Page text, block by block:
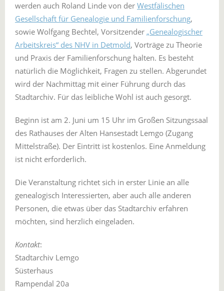
werden auch Roland Linde von der Westfälischen
Gesellschaft für Genealogie und Familienforschung,
sowie Wolfgang Bechtel, Vorsitzender „Genealogischer
Arbeitskreis“ des NHV in Detmold, Vorträge zu Theorie
und Praxis der Familienforschung halten. Es besteht
natürlich die Möglichkeit, Fragen zu stellen. Abgerundet
wird der Nachmittag mit einer Führung durch das
Stadtarchiv. Für das leibliche Wohl ist auch gesorgt.
Beginn ist am 2. Juni um 15 Uhr im Großen Sitzungssaal
des Rathauses der Alten Hansestadt Lemgo (Zugang
Mittelstraße). Der Eintritt ist kostenlos. Eine Anmeldung
ist nicht erforderlich.
Die Veranstaltung richtet sich in erster Linie an alle
genealogisch Interessierten, aber auch alle anderen
Personen, die etwas über das Stadtarchiv erfahren
möchten, sind herzlich eingeladen.
Kontakt:
Stadtarchiv Lemgo
Süsterhaus
Rampendal 20a